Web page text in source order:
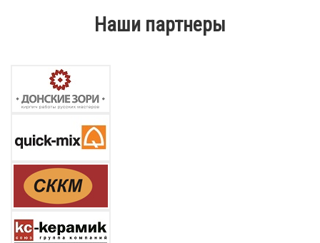
Наши партнеры